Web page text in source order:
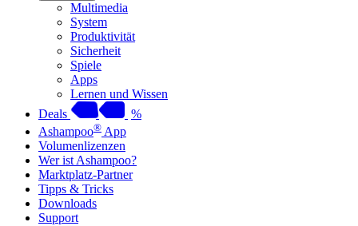
Multimedia
System
Produktivität
Sicherheit
Spiele
Apps
Lernen und Wissen
Deals
%
Ashampoo® App
Volumenlizenzen
Wer ist Ashampoo?
Marktplatz-Partner
Tipps & Tricks
Downloads
Support